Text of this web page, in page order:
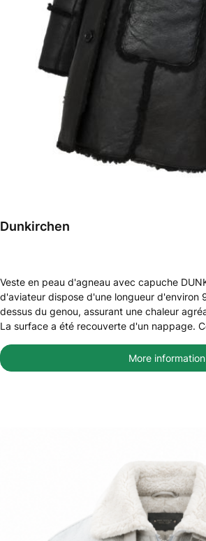
Dunkirchen
Veste en peau d'agneau avec capuche
d'aviateur dispose d'une longueur d'environ
dessus du genou, assurant une chaleur
La surface a été recouverte d'un nappage.
More information